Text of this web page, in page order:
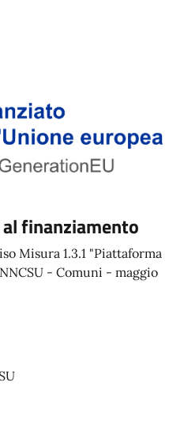
finanziamento
Misura 1.3.1 "Piattaforma
- Comuni - maggio